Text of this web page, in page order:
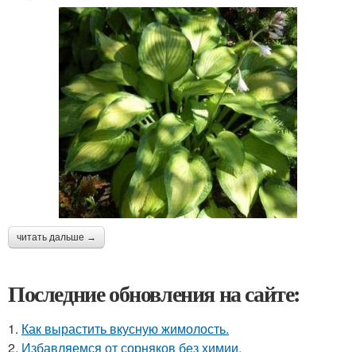
читать дальше →
Последние обновления на сайте:
1. Как вырастить вкусную жимолость.
2. Избавляемся от сорняков без химии.